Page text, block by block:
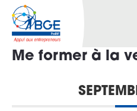
Me former à la